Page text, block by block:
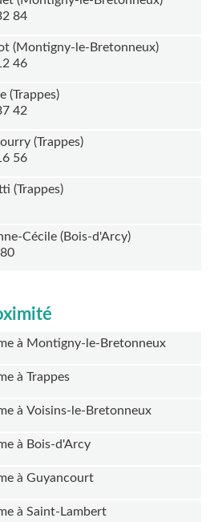
84
(Montigny-le-Bretonneux)
46
(Trappes)
42
(Trappes)
56
(Trappes)
Cécile (Bois-d'Arcy)
à Montigny-le-Bretonneux
à Trappes
à Voisins-le-Bretonneux
à Bois-d'Arcy
à Guyancourt
à Saint-Lambert